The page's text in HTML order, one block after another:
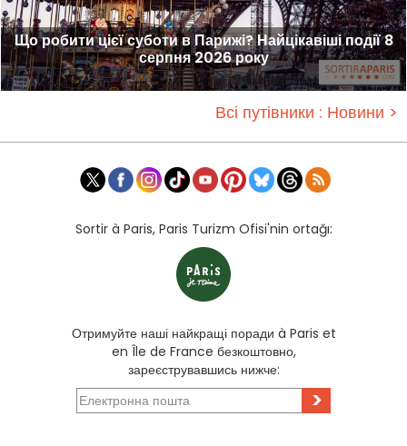
Що робити цієї суботи в Парижі? Найцікавіші події 8
серпня 2026 року
Всі путівники : Новини >
Sortir à Paris, Paris Turizm Ofisi'nin ortağı:
Отримуйте наші найкращі поради à Paris et
en Île de France безкоштовно,
зареєструвавшись нижче:
>